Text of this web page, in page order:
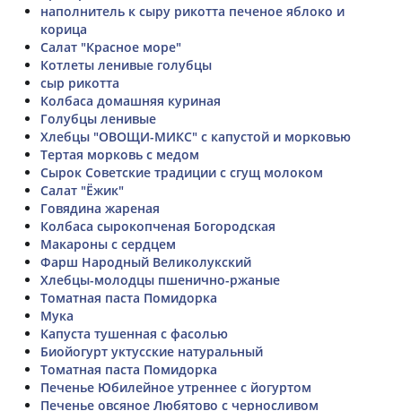
наполнитель к сыру рикотта печеное яблоко и
корица
Салат "Красное море"
Котлеты ленивые голубцы
сыр рикотта
Колбаса домашняя куриная
Голубцы ленивые
Хлебцы "ОВОЩИ-МИКС" с капустой и морковью
Тертая морковь с медом
Сырок Советские традиции с сгущ молоком
Салат "Ёжик"
Говядина жареная
Колбаса сырокопченая Богородская
Макароны с сердцем
Фарш Народный Великолукский
Хлебцы-молодцы пшенично-ржаные
Томатная паста Помидорка
Мука
Капуста тушенная с фасолью
Биойогурт уктусские натуральный
Томатная паста Помидорка
Печенье Юбилейное утреннее с йогуртом
Печенье овсяное Любятово с черносливом